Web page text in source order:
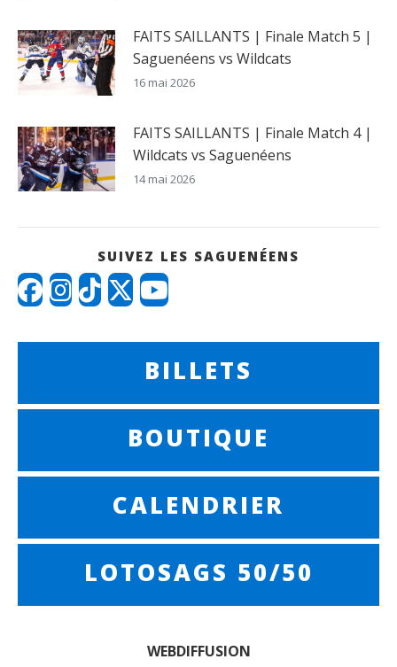
FAITS SAILLANTS | Finale Match 5 |
Saguenéens vs Wildcats
16 mai 2026
FAITS SAILLANTS | Finale Match 4 |
Wildcats vs Saguenéens
14 mai 2026
SUIVEZ LES SAGUENÉENS
BILLETS
BOUTIQUE
CALENDRIER
LOTOSAGS 50/50
WEBDIFFUSION